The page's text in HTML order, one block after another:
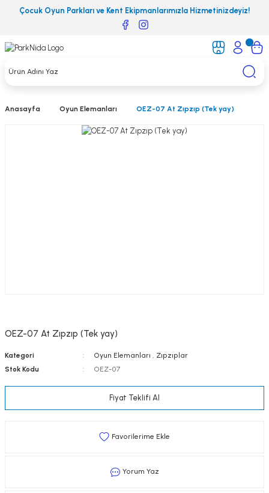
Çocuk Oyun Parkları ve Kent Ekipmanlarımızla Hizmetinizdeyiz!
Anasayfa Oyun Elemanları OEZ-07 At Zıpzıp (Tek yay)
OEZ-07 At Zıpzıp (Tek yay)
Kategori Oyun Elemanları
Zıpzıplar
Stok Kodu
OEZ-07
Fiyat Teklifi Al
Yorum Yaz